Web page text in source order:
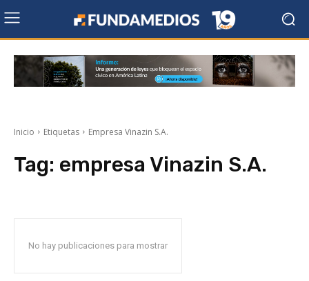
Inicio Etiquetas Empresa Vinazin S.A.
Tag: empresa Vinazin S.A.
No hay publicaciones para mostrar